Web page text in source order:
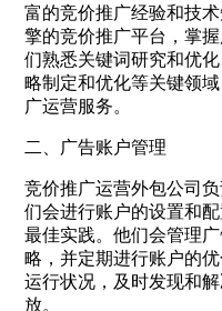
富的竞价推广经验和技
擎的竞价推广平台，掌
们熟悉关键词研究和优
略制定和优化等关键领
广运营服务。
二、广告账户管理
竞价推广运营外包公司
们会进行账户的设置和
最佳实践。他们会管理
略，并定期进行账户的
运行状况，及时发现和
放。